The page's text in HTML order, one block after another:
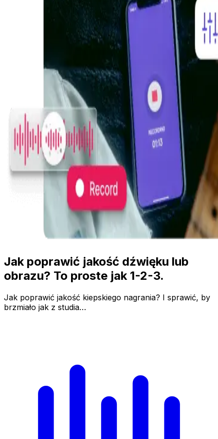
Jak poprawić jakość dźwięku lub
obrazu? To proste jak 1-2-3.
Jak poprawić jakość kiepskiego nagrania? I sprawić, by
brzmiało jak z studia…